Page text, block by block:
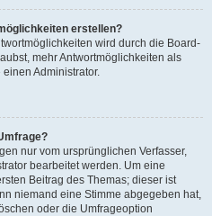
erstellen?
wird durch die Board-
mehr Antwortmöglichkeiten als
Administrator.
nur vom ursprünglichen Verfasser,
bearbeitet werden. Um eine
Beitrag des Themas; dieser ist
niemand eine Stimme abgegeben hat,
oder die Umfrageoption